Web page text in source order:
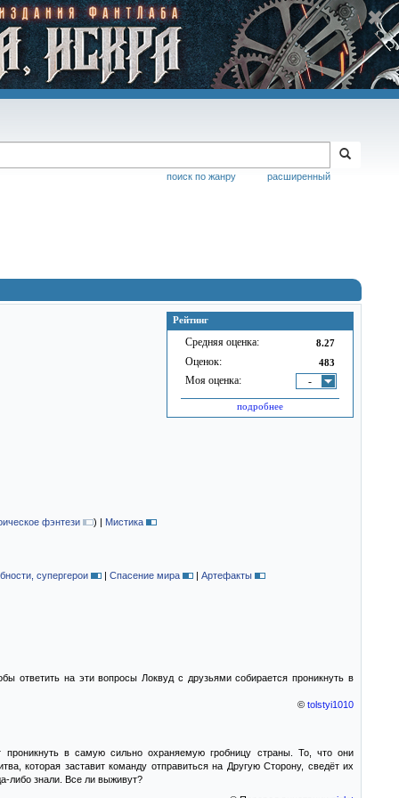
расширенный
поиск по жанру
Рейтинг
Средняя оценка: 8.27
Оценок: 483
Моя оценка: -
подробнее
фэнтези ) | Мистика
супергерои | Спасение мира | Артефакты
ответить на эти вопросы Локвуд с друзьями собирается проникнуть в
© tolstyi1010
в самую сильно охраняемую гробницу страны. То, что они
которая заставит команду отправиться на Другую Сторону, сведёт их
либо знали. Все ли выживут?